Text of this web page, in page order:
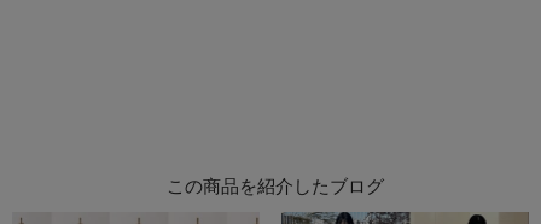
この商品を紹介したブログ